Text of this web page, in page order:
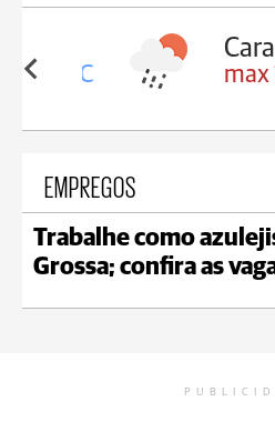
18°C max
EMPREGOS
Trabalhe como
Grossa; confira as